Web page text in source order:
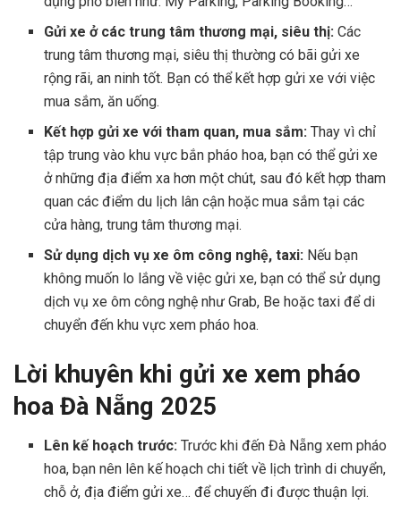
Gửi xe ở các trung tâm thương mại, siêu thị: Các
trung tâm thương mại, siêu thị thường có bãi gửi xe
rộng rãi, an ninh tốt. Bạn có thể kết hợp gửi xe với việc
mua sắm, ăn uống.
Kết hợp gửi xe với tham quan, mua sắm: Thay vì chỉ
tập trung vào khu vực bắn pháo hoa, bạn có thể gửi xe
ở những địa điểm xa hơn một chút, sau đó kết hợp tham
quan các điểm du lịch lân cận hoặc mua sắm tại các
cửa hàng, trung tâm thương mại.
Sử dụng dịch vụ xe ôm công nghệ, taxi: Nếu bạn
không muốn lo lắng về việc gửi xe, bạn có thể sử dụng
dịch vụ xe ôm công nghệ như Grab, Be hoặc taxi để di
chuyển đến khu vực xem pháo hoa.
Lời khuyên khi gửi xe xem pháo
hoa Đà Nẵng 2025
Lên kế hoạch trước: Trước khi đến Đà Nẵng xem pháo
hoa, bạn nên lên kế hoạch chi tiết về lịch trình di chuyển,
chỗ ở, địa điểm gửi xe… để chuyến đi được thuận lợi.